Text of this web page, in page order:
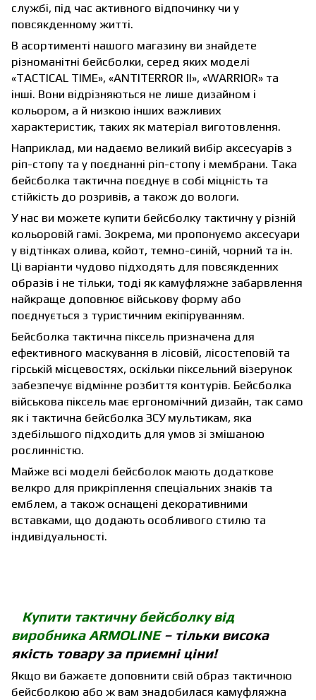
службі, під час активного відпочинку чи у
повсякденному житті.
В асортименті нашого магазину ви знайдете
різноманітні бейсболки, серед яких моделі
«TACTICAL TIME», «ANTITERROR II», «WARRIOR» та
інші. Вони відрізняються не лише дизайном і
кольором, а й низкою інших важливих
характеристик, таких як матеріал виготовлення.
Наприклад, ми надаємо великий вибір аксесуарів з
ріп-стопу та у поєднанні ріп-стопу і мембрани. Така
бейсболка тактична поєднує в собі міцність та
стійкість до розривів, а також до вологи.
У нас ви можете купити бейсболку тактичну у різній
кольоровій гамі. Зокрема, ми пропонуємо аксесуари
у відтінках олива, койот, темно-синій, чорний та ін.
Ці варіанти чудово підходять для повсякденних
образів і не тільки, тоді як камуфляжне забарвлення
найкраще доповнює військову форму або
поєднується з туристичним екіпіруванням.
Бейсболка тактична піксель призначена для
ефективного маскування в лісовій, лісостеповій та
гірській місцевостях, оскільки піксельний візерунок
забезпечує відмінне розбиття контурів. Бейсболка
військова піксель має ергономічний дизайн, так само
як і тактична бейсболка ЗСУ мультикам, яка
здебільшого підходить для умов зі змішаною
рослинністю.
Майже всі моделі бейсболок мають додаткове
велкро для прикріплення спеціальних знаків та
емблем, а також оснащені декоративними
вставками, що додають особливого стилю та
індивідуальності.
Купити тактичну бейсболку від
виробника ARMOLINE– тільки висока
якість товару за приємні ціни!
Якщо ви бажаєте доповнити свій образ тактичною
бейсболкою або ж вам знадобилася камуфляжна